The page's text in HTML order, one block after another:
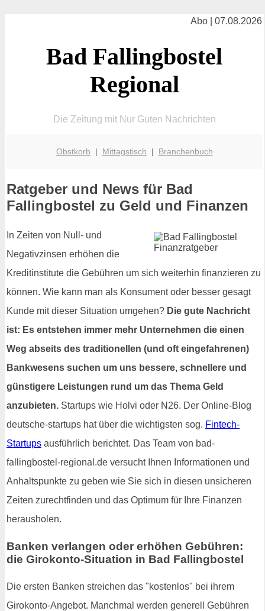
Abo | 07.08.2026
Bad Fallingbostel
Regional
Die Zeitung mit Nur Guten Nachrichten
Obstkorb | Mittagstisch | Branchenbuch
Ratgeber und News für Bad
Fallingbostel zu Geld und Finanzen
In Zeiten von Null- und
Negativzinsen erhöhen die
Kreditinstitute die Gebühren um sich weiterhin finanzieren zu
können. Wie kann man als Konsument oder besser gesagt
Kunde mit dieser Situation umgehen? Die gute Nachricht
ist: Es entstehen immer mehr Unternehmen die einen
Weg abseits des traditionellen (und oft eingefahrenen)
Bankwesens suchen um uns bessere, schnellere und
günstigere Leistungen rund um das Thema Geld
anzubieten. Startups wie Holvi oder N26. Der Online-Blog
deutsche-startups hat über die wichtigsten sog. Fintech-
Startups ausführlich berichtet. Das Team von bad-
fallingbostel-regional.de versucht Ihnen Informationen und
Anhaltspunkte zu geben wie Sie sich in diesen unsicheren
Zeiten zurechtfinden und das Optimum für Ihre Finanzen
herausholen.
Banken verlangen oder erhöhen Gebühren:
die Girokonto-Situation in Bad Fallingbostel
Die ersten Banken streichen das "kostenlos" bei ihrem
Girokonto-Angebot. Manchmal werden generell Gebühren